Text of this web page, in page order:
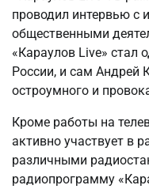
проводил интервью с
общественными
«Караулов Live» стал
России, и сам Андрей
остроумного и
Кроме работы на
активно участвует в
различными
радиопрограмму